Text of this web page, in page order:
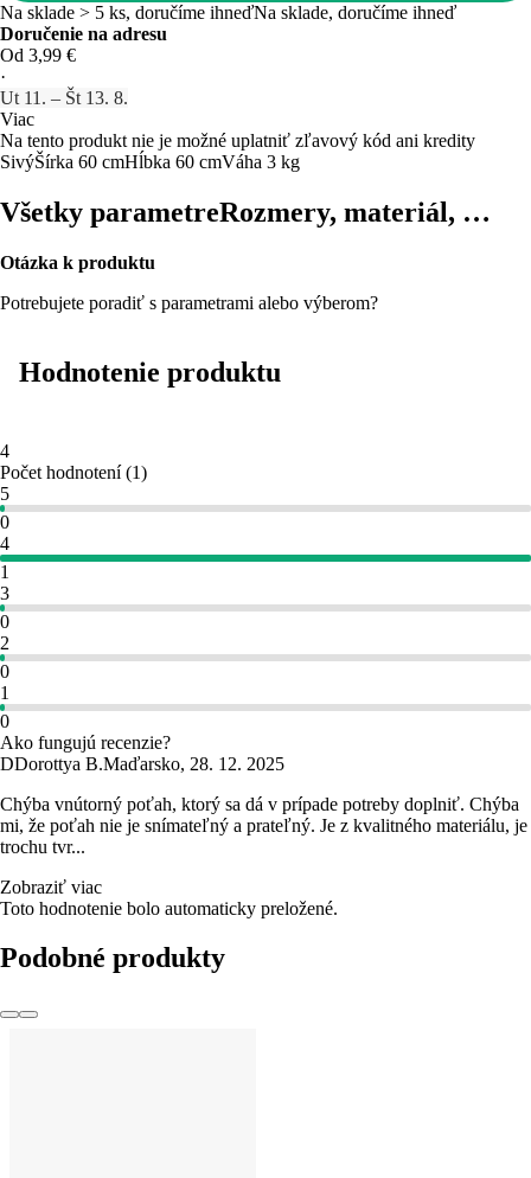
Na sklade > 5 ks, doručíme ihneďNa sklade, doručíme ihneď
Doručenie na adresu
Od 3,99 €
·
Ut 11. – Št 13. 8.
Viac
Na tento produkt nie je možné uplatniť zľavový kód ani kredity
SivýŠírka 60 cmHĺbka 60 cmVáha 3 kg
Všetky parametreRozmery, materiál, …
Otázka k produktu
Potrebujete poradiť s parametrami alebo výberom?
Hodnotenie produktu
4
Počet hodnotení(1)
5
0
4
1
3
0
2
0
1
0
Ako fungujú recenzie?
DDorottya B.Maďarsko, 28. 12. 2025
Chýba vnútorný poťah, ktorý sa dá v prípade potreby doplniť. Chýba
mi, že poťah nie je snímateľný a prateľný. Je z kvalitného materiálu, je
trochu tvr...
Zobraziť viac
Toto hodnotenie bolo automaticky preložené.
Podobné produkty